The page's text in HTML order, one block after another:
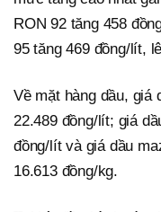
RON 92 tăng 458
95 tăng 469 đồng/lít,
Về mặt hàng dầu, giá
22.489 đồng/lít; giá
đồng/lít và giá dầu
16.613 đồng/kg.